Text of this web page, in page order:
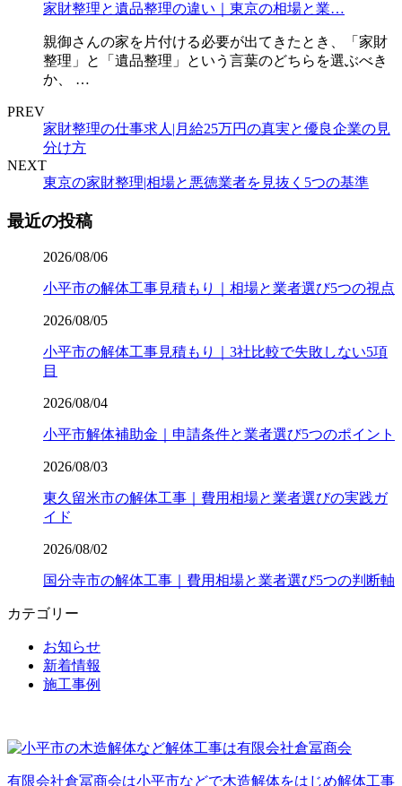
家財整理と遺品整理の違い｜東京の相場と業…
親御さんの家を片付ける必要が出てきたとき、「家財
整理」と「遺品整理」という言葉のどちらを選ぶべき
か、 …
PREV
家財整理の仕事求人|月給25万円の真実と優良企業の見
分け方
NEXT
東京の家財整理|相場と悪徳業者を見抜く5つの基準
最近の投稿
2026/08/06
小平市の解体工事見積もり｜相場と業者選び5つの視点
2026/08/05
小平市の解体工事見積もり｜3社比較で失敗しない5項
目
2026/08/04
小平市解体補助金｜申請条件と業者選び5つのポイント
2026/08/03
東久留米市の解体工事｜費用相場と業者選びの実践ガ
イド
2026/08/02
国分寺市の解体工事｜費用相場と業者選び5つの判断軸
カテゴリー
お知らせ
新着情報
施工事例
有限会社倉冨商会は小平市などで木造解体をはじめ解体工事